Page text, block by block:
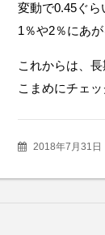
変動で0.45ぐら
1％や2％にあ
これからは、
こまめにチェ
2018年7月31日